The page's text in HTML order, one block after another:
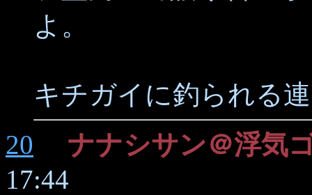
よ。
キチガイに釣られる
20
ナナシサン＠浮気
17:44